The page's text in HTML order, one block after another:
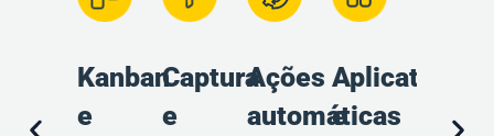
Kanban
e
Captura
e
Ações
automáticas
Aplicativos
e